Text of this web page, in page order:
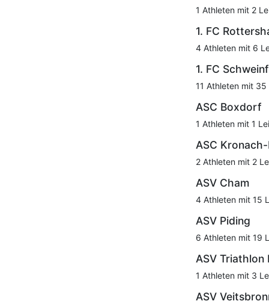
1 Athleten mit 2
1. FC
4 Athleten mit 6
1. FC
11 Athleten mit
ASC Boxdorf
1 Athleten mit 1
ASC
2 Athleten mit 2
ASV Cham
4 Athleten mit 15
ASV Piding
6 Athleten mit 19
ASV Triathlon
1 Athleten mit 3
ASV